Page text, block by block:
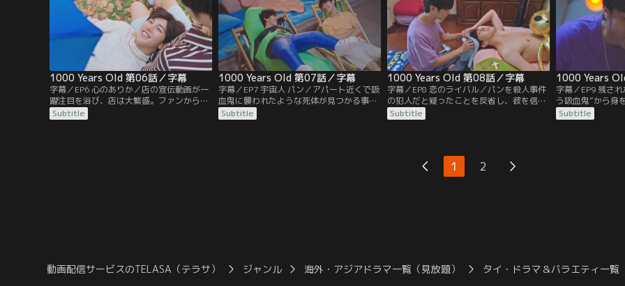
1000 Years Old 第06話／字幕
字幕／EP6 心のありか／店の宣伝動画が一
躍注目を浴び、店は大繁盛。ファンから黄
色い歓声を浴びるパンだったが、彼の視線
はヨーだけに注がれている。一方ヨーはパ
Subtitle
1000 Years Old 第07話／字幕
字幕／EP7 宇宙人 パン／アパート近くで吸
血鬼に襲われたような死体が見つかる事件
が起きた。ヨーはパンが犯人だと思い、自
分も血を吸われるのではと恐れる。一方パ
Subtitle
1000 Years Old 第08話／字幕
字幕／EP8 恋のライバル／パンを殺人事件
の犯人だと疑ったことを反省し、彼を信用
することにしたヨー。パンはますます積極
的にヨーに好意を伝えるようになり、ヨー
前に、共通の知人であるジャンジャーが現
Subtitle
1000 Years
字幕／EP9 残さ
う吸血鬼”から身
に、パンは自ら
る。そんなパン
Subtitle
1 2
動画配信サービスのTELASA（テラサ） ジャンル 海外・アジアドラマ一覧（見放題） タイ・ドラマ＆バラエティ一覧